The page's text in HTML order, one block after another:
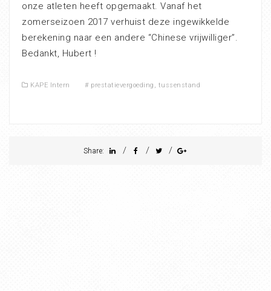
onze atleten heeft opgemaakt. Vanaf het
zomerseizoen 2017 verhuist deze ingewikkelde
berekening naar een andere “Chinese vrijwilliger”.
Bedankt, Hubert !
KAPE Intern # prestatievergoeding , tussenstand
Share: / / /